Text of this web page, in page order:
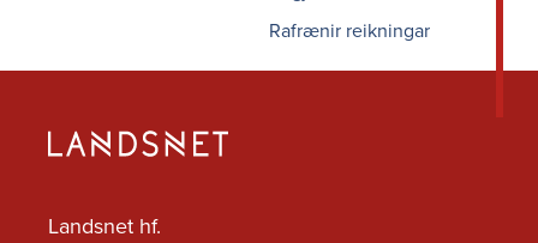
Rafrænir reikningar
Landsnet hf.